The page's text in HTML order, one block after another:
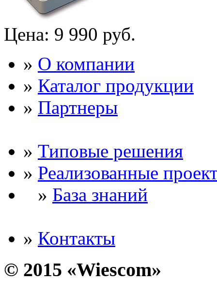
Цена: 9 990 руб.
» О компании
» Каталог продукции
» Партнеры
» Типовые решения
» Реализованные
» База знаний
» Контакты
© 2015 «Wiescom»